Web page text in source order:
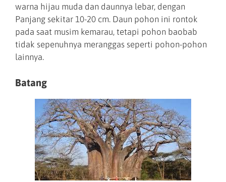
warna hijau muda dan daunnya lebar, dengan
Panjang sekitar 10-20 cm. Daun pohon ini rontok
pada saat musim kemarau, tetapi pohon baobab
tidak sepenuhnya meranggas seperti pohon-pohon
lainnya.
Batang